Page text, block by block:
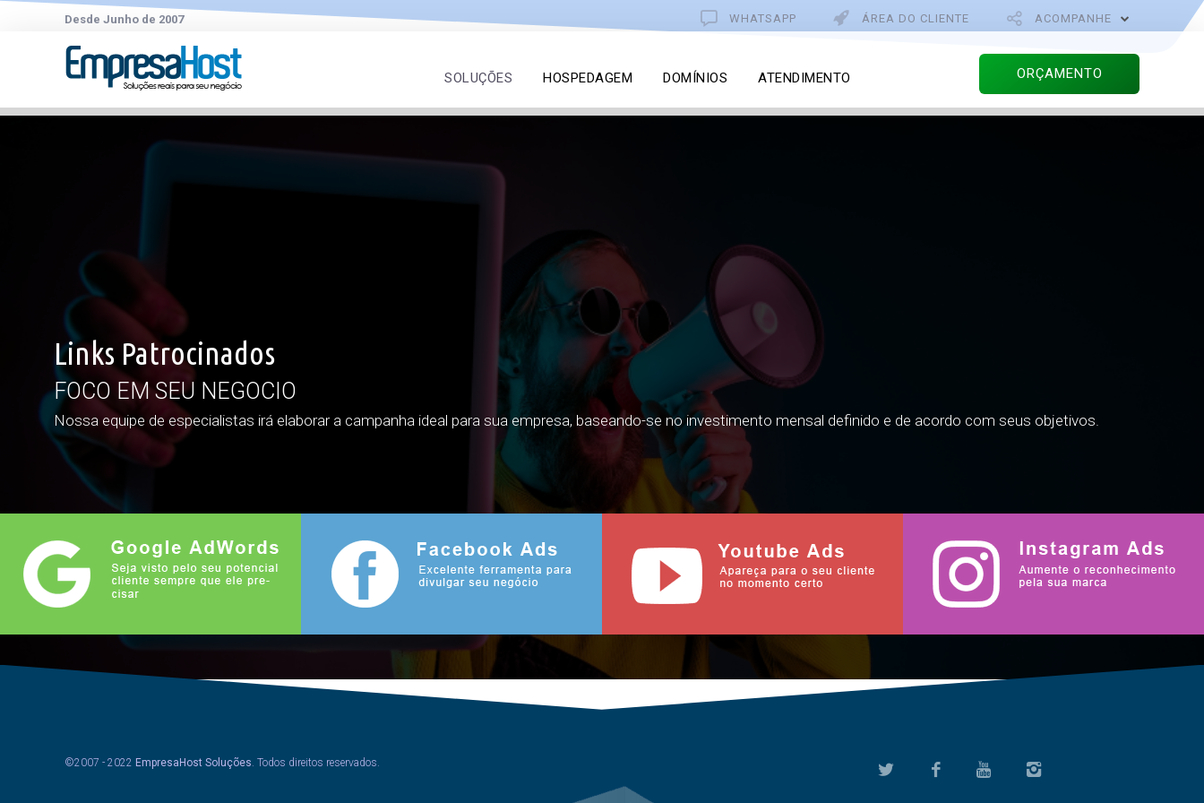
Desde Junho de 2007 WHATSAPP ÁREA DO CLIENTE ACOMPANHE
SOLUÇÕES HOSPEDAGEM DOMÍNIOS ATENDIMENTO ORÇAMENTO
Links Patrocinados
FOCO EM SEU NEGOCIO
Nossa equipe de especialistas irá elaborar a campanha ideal para sua empresa, baseando-se no investimento mensal definido e de acordo com seus objetivos.
©2007 - 2022 EmpresaHost Soluções. Todos direitos reservados.